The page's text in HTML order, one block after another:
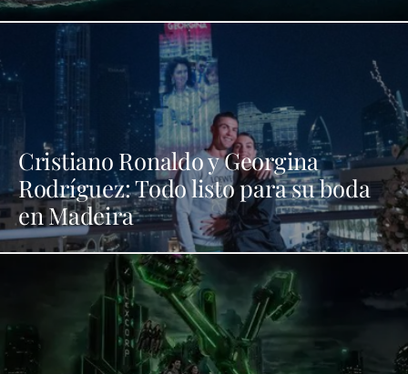
Cristiano Ronaldo y Georgina
Rodríguez: Todo listo para su boda
en Madeira